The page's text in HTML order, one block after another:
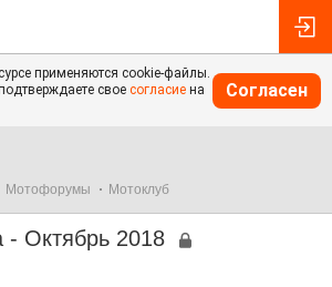
применяются cookie-файлы.
свое согласие на
Согласен
Мотофорумы Мотоклуб
- Октябрь 2018